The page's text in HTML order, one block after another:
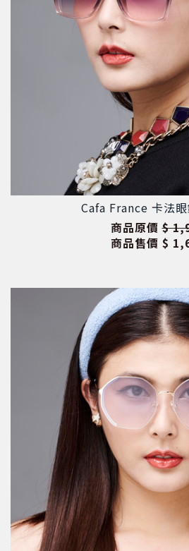
Cafa France 卡法
商品原價 $
商品售價 $